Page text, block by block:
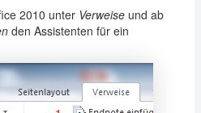
2010 unter Verweiseund ab
den Assistenten für ein